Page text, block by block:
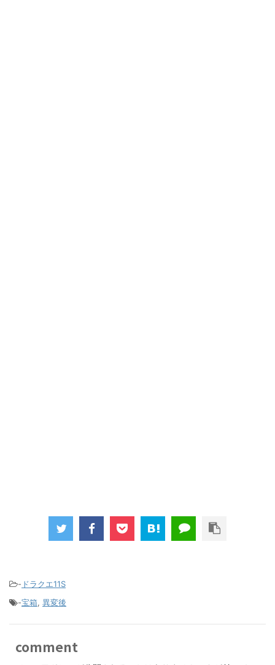
- ドラクエ11S
-宝箱, 異変後
comment